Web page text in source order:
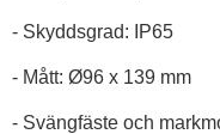
- Skyddsgrad: IP65
- Mått: Ø96 x 139 mm
- Svängfäste och